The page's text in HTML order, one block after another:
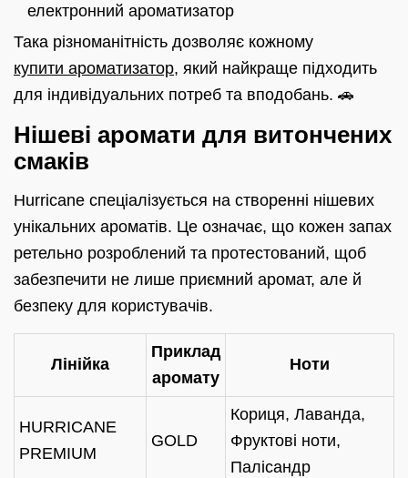
електронний ароматизатор
Така різноманітність дозволяє кожному
купити ароматизатор, який найкраще підходить
для індивідуальних потреб та вподобань. 🚗
Нішеві аромати для витончених
смаків
Hurricane спеціалізується на створенні нішевих
унікальних ароматів. Це означає, що кожен запах
ретельно розроблений та протестований, щоб
забезпечити не лише приємний аромат, але й
безпеку для користувачів.
Лінійка
Приклад
аромату
Ноти
HURRICANE
PREMIUM
GOLD
Кориця, Лаванда,
Фруктові ноти,
Палісандр